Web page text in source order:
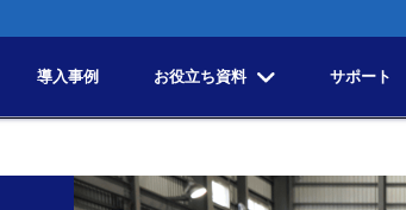
導入事例 お役立ち資料 サポート